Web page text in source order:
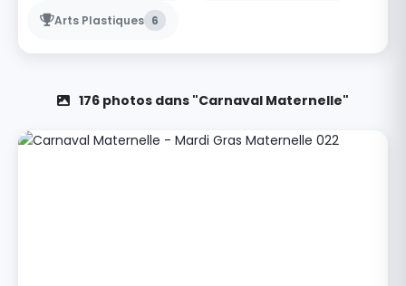
Arts Plastiques 6
176 photos dans "Carnaval Maternelle"